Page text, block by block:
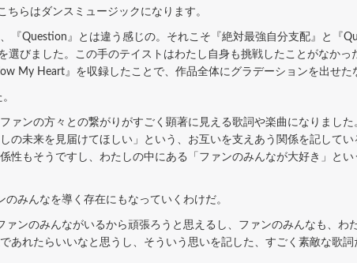
らはダンスミュージックになります。
『Question』とは違う感じの。それこそ『絶対最強自分支配』と『
選びました。この手のテイストはわたし自身も挑戦したことがなかっ
My Heart』を収録したことで、作品全体にグラデーションを出せた
ァンの方々との繋がりがすごく顕著に見える歌詞や楽曲になりまし
の未来を見届けてほしい」という、お互いを支えあう関係を記して
性もそうですし、わたしの中にある「ファンのみんなが大好き」と
みんなを導く存在にもなっていくわけだ。
ンのみんながいるから頑張ろうと思えるし、ファンのみんなも、わ
あれたらいいなと思うし、そういう思いを記した、すごく素敵な歌詞